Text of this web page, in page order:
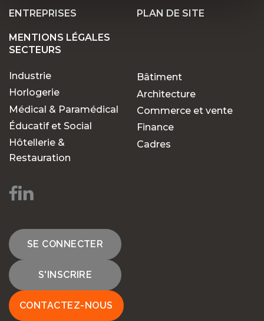
ENTREPRISES
MENTIONS LÉGALES
PLAN DE SITE
SECTEURS
Industrie
Horlogerie
Médical & Paramédical
Éducatif et Social
Hôtellerie &
Restauration
Bâtiment
Architecture
Commerce et vente
Finance
Cadres
SE CONNECTER
S'INSCRIRE
CONTACTEZ-NOUS